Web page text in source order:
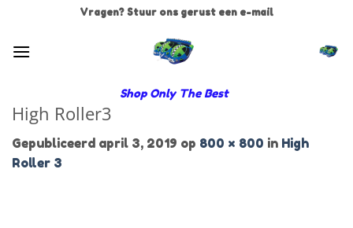
inhoud
Vragen? Stuur ons gerust een e-mail
Shop Only The Best
High Roller3
Gepubliceerd april 3, 2019 op 800 × 800 in High
Roller 3